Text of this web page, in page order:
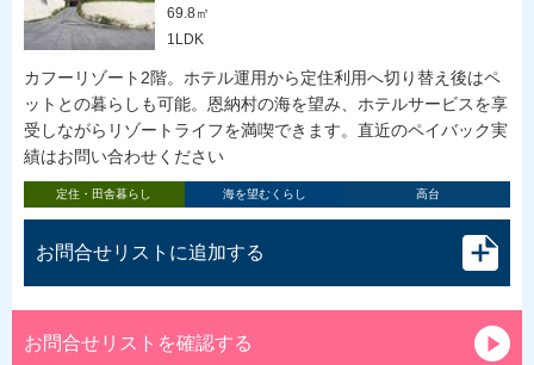
69.8㎡
1LDK
カフーリゾート2階。ホテル運用から定住利用へ切り替え後はペ
ットとの暮らしも可能。恩納村の海を望み、ホテルサービスを享
受しながらリゾートライフを満喫できます。直近のペイバック実
績はお問い合わせください
定住・田舎暮らし 海を望むくらし 高台
お問合せリストに追加する
お問合せリストを確認する